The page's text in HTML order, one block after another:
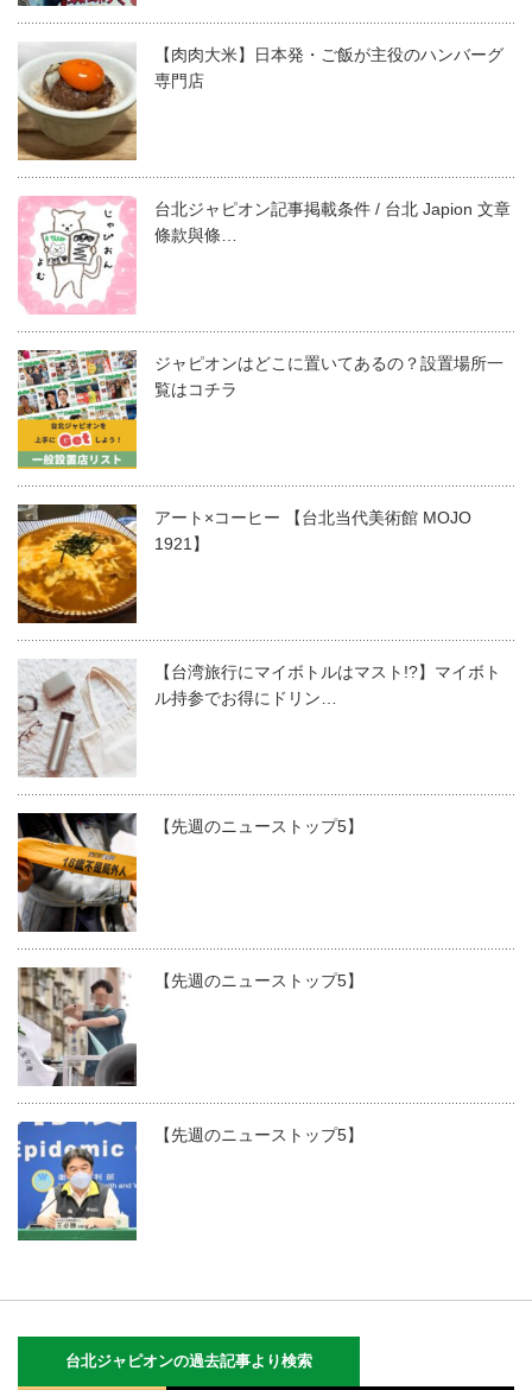
【肉肉大米】日本発・ご飯が主役のハンバーグ
専門店
台北ジャピオン記事掲載条件 / 台北 Japion 文章
條款與條…
ジャピオンはどこに置いてあるの？設置場所一
覧はコチラ
アート×コーヒー 【台北当代美術館 MOJO
1921】
【台湾旅行にマイボトルはマスト!?】マイボト
ル持参でお得にドリン…
【先週のニューストップ5】
【先週のニューストップ5】
【先週のニューストップ5】
台北ジャピオンの過去記事より検索